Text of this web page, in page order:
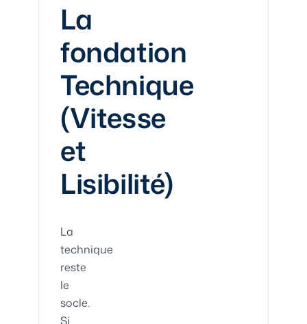
La
fondation
Technique
(Vitesse
et
Lisibilité)
La
technique
reste
le
socle.
Si